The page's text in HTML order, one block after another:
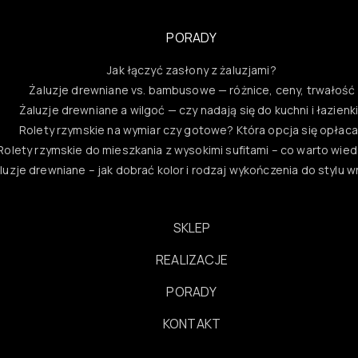
PORADY
Jak łączyć zasłony z żaluzjami?
Żaluzje drewniane vs. bambusowe — różnice, ceny, trwałość
Żaluzje drewniane a wilgoć — czy nadają się do kuchni i
Rolety rzymskie na wymiar czy gotowe? Która opcja się
rzymskie do mieszkania z wysokimi sufitami – co warto
drewniane – jak dobrać kolor i rodzaj wykończenia do stylu
SKLEP
REALIZACJE
PORADY
KONTAKT